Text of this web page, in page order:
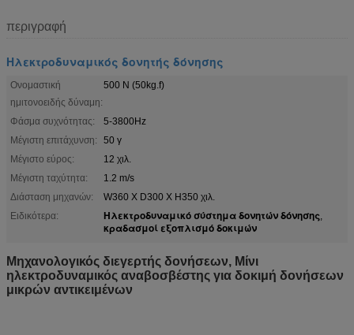
περιγραφή
Ηλεκτροδυναμικός δονητής δόνησης
Ονομαστική
ημιτονοειδής δύναμη:
500 Ν (50kg.f)
Φάσμα συχνότητας:
5-3800Hz
Μέγιστη επιτάχυνση:
50 γ
Μέγιστο εύρος:
12 χιλ.
Μέγιστη ταχύτητα:
1.2 m/s
Διάσταση μηχανών:
W360 Χ D300 Χ H350 χιλ.
Ειδικότερα:
Ηλεκτροδυναμικό σύστημα δονητών δόνησης,
κραδασμοί εξοπλισμό δοκιμών
Μηχανολογικός διεγερτής δονήσεων, Μίνι
ηλεκτροδυναμικός αναβοσβέστης για δοκιμή δονήσεων
μικρών αντικειμένων